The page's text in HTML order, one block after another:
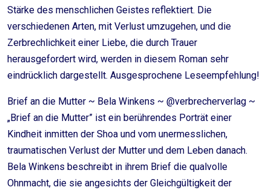
Stärke des menschlichen Geistes reflektiert. Die
verschiedenen Arten, mit Verlust umzugehen, und die
Zerbrechlichkeit einer Liebe, die durch Trauer
herausgefordert wird, werden in diesem Roman sehr
eindrücklich dargestellt. Ausgesprochene Leseempfehlung!
Brief an die Mutter ~ Bela Winkens ~ @verbrecherverlag ~
„Brief an die Mutter” ist ein berührendes Porträt einer
Kindheit inmitten der Shoa und vom unermesslichen,
traumatischen Verlust der Mutter und dem Leben danach.
Bela Winkens beschreibt in ihrem Brief die qualvolle
Ohnmacht, die sie angesichts der Gleichgültigkeit der